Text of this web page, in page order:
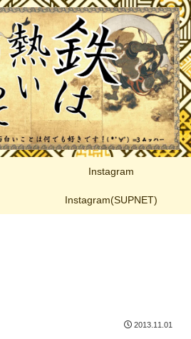
Instagram
Instagram(SUPNET)
2013.11.01